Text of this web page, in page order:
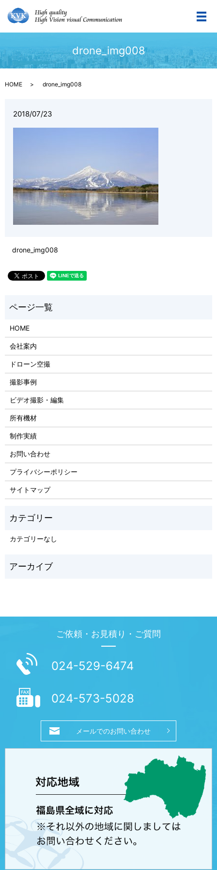
メ
drone_img008
HOME drone_img008
2018/07/23
drone_img008
HOME
会社案内
ドローン空撮
撮影事例
ビデオ撮影・編集
所有機材
制作実績
お問い合わせ
プライバシーポリシー
サイトマップ
カテゴリーなし
ご依頼・お見積り・ご質問
024-529-6474
024-573-5028
メールでのお問い合わせ